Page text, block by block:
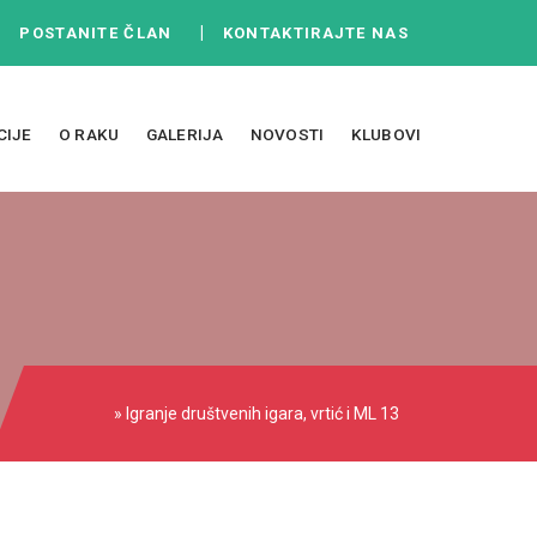
POSTANITE ČLAN KONTAKTIRAJTE NAS
O RAKU GALERIJA NOVOSTI KLUBOVI
» Igranje društvenih igara, vrtić i ML 13